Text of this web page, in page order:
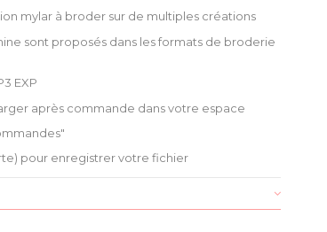
mylar à broder sur de multiples créations
sont proposés dans les formats de broderie
EXP
après commande dans votre espace
pour enregistrer votre fichier